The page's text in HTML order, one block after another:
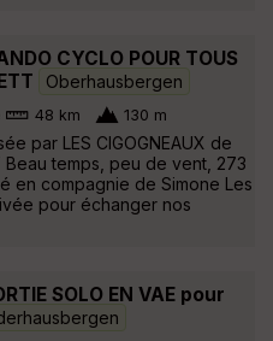
CYCLO POUR TOUS
Oberhausbergen
48 km 130 m
par LES CIGOGNEAUX de
Beau temps, peu de vent, 273
en compagnie de Simone Les
pour échanger nos
SOLO EN VAE pour